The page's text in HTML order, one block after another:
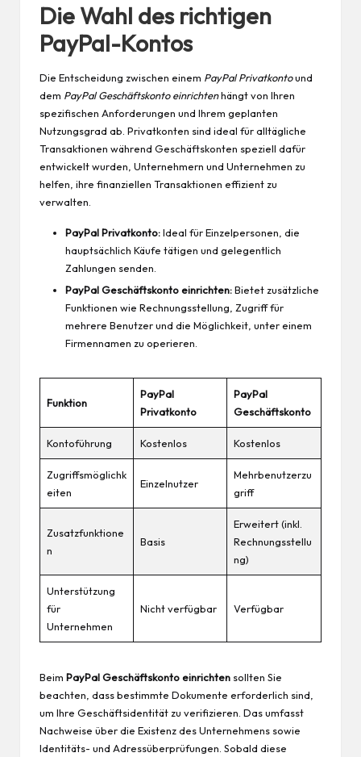
Die Wahl des richtigen
PayPal-Kontos
Die Entscheidung zwischen einem PayPal Privatkontound
dem PayPal Geschäftskonto einrichtenhängt von Ihren
spezifischen Anforderungen und Ihrem geplanten
Nutzungsgrad ab. Privatkonten sind ideal für alltägliche
Transaktionen während Geschäftskonten speziell dafür
entwickelt wurden, Unternehmern und Unternehmen zu
helfen, ihre finanziellen Transaktionen effizient zu
verwalten.
PayPal Privatkonto:Ideal für Einzelpersonen, die
hauptsächlich Käufe tätigen und gelegentlich
Zahlungen senden.
PayPal Geschäftskonto einrichten:Bietet zusätzliche
Funktionen wie Rechnungsstellung, Zugriff für
mehrere Benutzer und die Möglichkeit, unter einem
Firmennamen zu operieren.
Funktion
PayPal
Privatkonto
PayPal
Geschäftskonto
Kontoführung Kostenlos Kostenlos
Zugriffsmöglichk
eiten
Einzelnutzer
Mehrbenutzerzu
griff
Zusatzfunktione
n
Basis
Erweitert (inkl.
Rechnungsstellu
ng)
Unterstützung
für
Unternehmen
Nicht verfügbar Verfügbar
Beim PayPal Geschäftskonto einrichten sollten Sie
beachten, dass bestimmte Dokumente erforderlich sind,
um Ihre Geschäftsidentität zu verifizieren. Das umfasst
Nachweise über die Existenz des Unternehmens sowie
Identitäts- und Adressüberprüfungen. Sobald diese